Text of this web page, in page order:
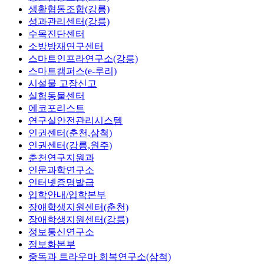
생활협동조합(강릉)
성과관리센터(강릉)
수목진단센터
소방방재연구센터
스마트인프라연구소(강릉)
스마트캠퍼스(e-루리)
시설물 고장신고
실험동물센터
에코포리스트
연구실안전관리시스템
인권센터(춘천,삼척)
인권센터(강릉,원주)
춘천연구지원과
인문과학연구소
인터넷증명발급
입학안내/입학본부
장애학생지원센터(춘천)
장애학생지원센터(강릉)
정보통신연구소
정보화본부
중독과 트라우마 회복연구소(삼척)